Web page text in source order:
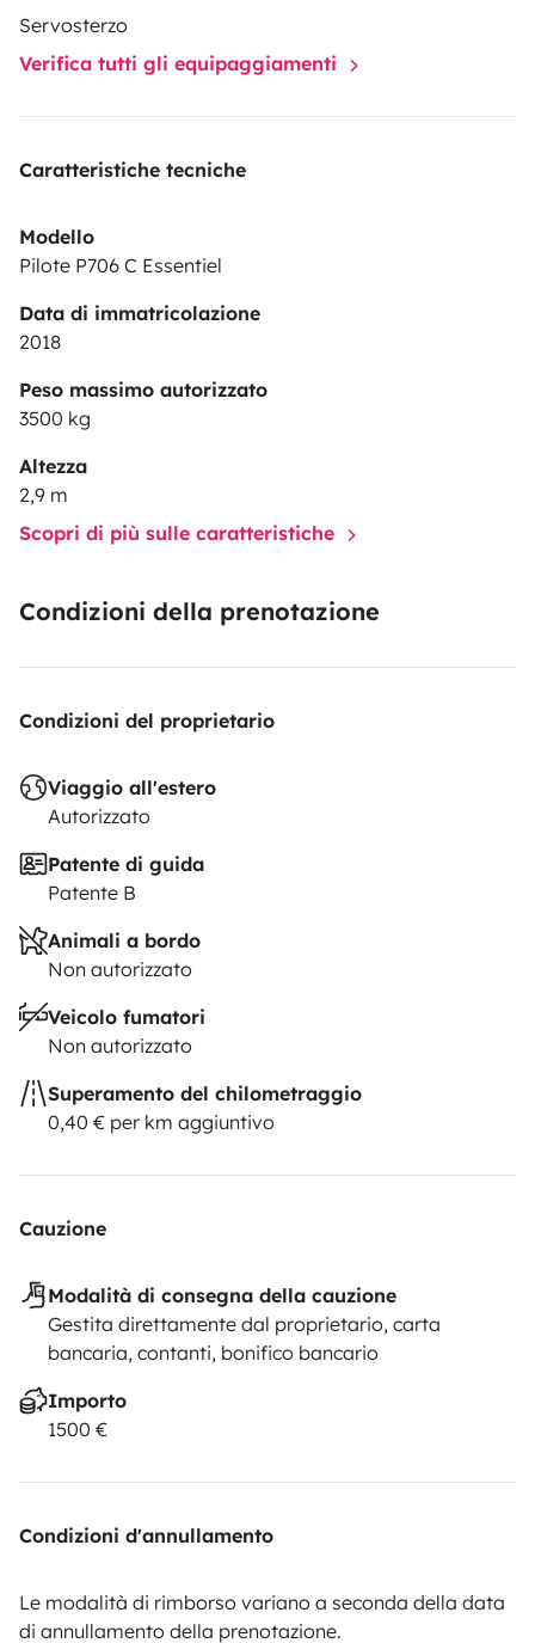
Servosterzo
Verifica tutti gli equipaggiamenti
Caratteristiche tecniche
Modello
Pilote P706 C Essentiel
Data di immatricolazione
2018
Peso massimo autorizzato
3500 kg
Altezza
2,9 m
Scopri di più sulle caratteristiche
Condizioni della prenotazione
Condizioni del proprietario
Viaggio all'estero
Autorizzato
Patente di guida
Patente B
Animali a bordo
Non autorizzato
Veicolo fumatori
Non autorizzato
Superamento del chilometraggio
0,40 € per km aggiuntivo
Cauzione
Modalità di consegna della cauzione
Gestita direttamente dal proprietario, carta
bancaria, contanti, bonifico bancario
Importo
1500 €
Condizioni d'annullamento
Le modalità di rimborso variano a seconda della data
di annullamento della prenotazione.